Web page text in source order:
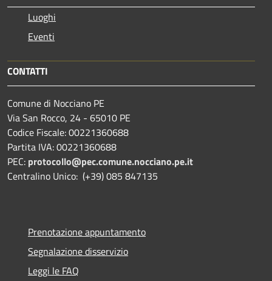
Luoghi
Eventi
CONTATTI
Comune di Nocciano PE
Via San Rocco, 24 - 65010 PE
Codice Fiscale: 00221360688
Partita IVA: 00221360688
PEC: protocollo@pec.comune.nocciano.pe.it
Centralino Unico: (+39) 085 847135
Prenotazione appuntamento
Segnalazione disservizio
Leggi le FAQ